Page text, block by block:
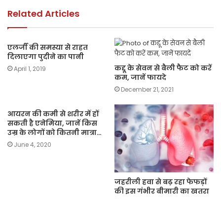
k
Related Articles
एलर्जी की समस्या से राहत
दिलाएगा पुदीने का पानी
April 1, 2019
कद्दू के सेवन से बैली फैट को करें
कम, जानें फायदे
December 21, 2021
आयरन की कमी से शरीर में हों
सकती है एनेमिया, जानें किस
उम्र के लोगों को कितनी मात्रा…
June 4, 2020
जहरीली हवा से बढ़ रहा फेफड़ों
की इस गंभीर बीमारी का खतरा